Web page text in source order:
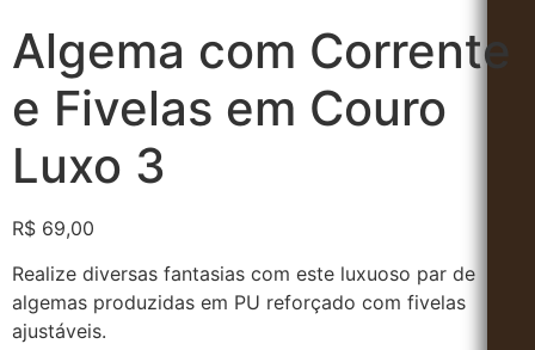
Algema com Corrente
e Fivelas em Couro
Luxo 3
R$ 69,00
Realize diversas fantasias com este luxuoso par de
algemas produzidas em PU reforçado com fivelas
ajustáveis.